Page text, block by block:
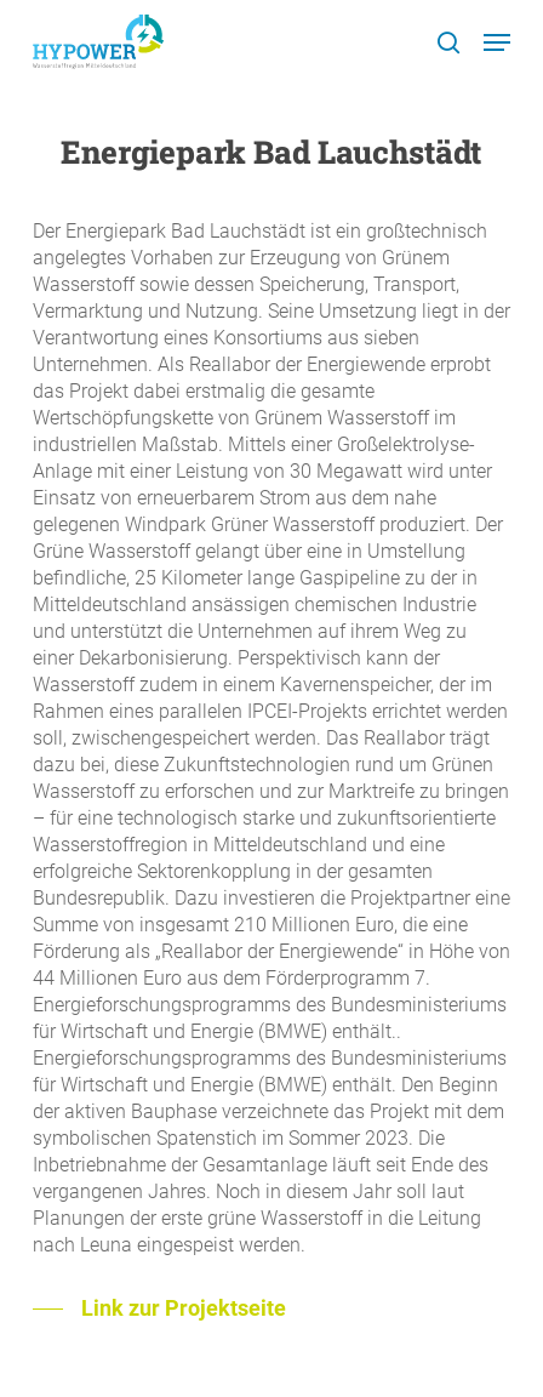
main
search
Menu
Energiepark Bad Lauchstädt
Der Energiepark Bad Lauchstädt ist ein großtechnisch
angelegtes Vorhaben zur Erzeugung von Grünem
Wasserstoff sowie dessen Speicherung, Transport,
Vermarktung und Nutzung. Seine Umsetzung liegt in der
Verantwortung eines Konsortiums aus sieben
Unternehmen. Als Reallabor der Energiewende erprobt
das Projekt dabei erstmalig die gesamte
Wertschöpfungskette von Grünem Wasserstoff im
industriellen Maßstab. Mittels einer Großelektrolyse-
Anlage mit einer Leistung von 30 Megawatt wird unter
Einsatz von erneuerbarem Strom aus dem nahe
gelegenen Windpark Grüner Wasserstoff produziert. Der
Grüne Wasserstoff gelangt über eine in Umstellung
befindliche, 25 Kilometer lange Gaspipeline zu der in
Mitteldeutschland ansässigen chemischen Industrie
und unterstützt die Unternehmen auf ihrem Weg zu
einer Dekarbonisierung. Perspektivisch kann der
Wasserstoff zudem in einem Kavernenspeicher, der im
Rahmen eines parallelen IPCEI-Projekts errichtet werden
soll, zwischengespeichert werden. Das Reallabor trägt
dazu bei, diese Zukunftstechnologien rund um Grünen
Wasserstoff zu erforschen und zur Marktreife zu bringen
– für eine technologisch starke und zukunftsorientierte
Wasserstoffregion in Mitteldeutschland und eine
erfolgreiche Sektorenkopplung in der gesamten
Bundesrepublik. Dazu investieren die Projektpartner eine
Summe von insgesamt 210 Millionen Euro, die eine
Förderung als „Reallabor der Energiewende“ in Höhe von
44 Millionen Euro aus dem Förderprogramm 7.
Energieforschungsprogramms des Bundesministeriums
für Wirtschaft und Energie (BMWE) enthält..
Energieforschungsprogramms des Bundesministeriums
für Wirtschaft und Energie (BMWE) enthält. Den Beginn
der aktiven Bauphase verzeichnete das Projekt mit dem
symbolischen Spatenstich im Sommer 2023. Die
Inbetriebnahme der Gesamtanlage läuft seit Ende des
vergangenen Jahres. Noch in diesem Jahr soll laut
Planungen der erste grüne Wasserstoff in die Leitung
nach Leuna eingespeist werden.
Link zur Projektseite